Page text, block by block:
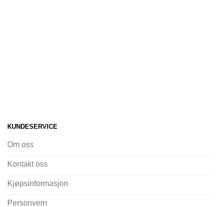
KUNDESERVICE
Om oss
Kontakt oss
Kjøpsinformasjon
Personvern